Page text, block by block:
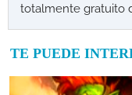
totalmente gratuito
TE PUEDE